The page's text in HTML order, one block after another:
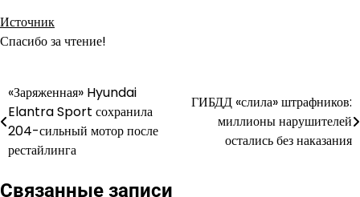
Источник
Спасибо за чтение!
Навигация
по
записям
«Заряженная» Hyundai
Elantra Sport сохранила
204-сильный мотор после
рестайлинга
ГИБДД «слила» штрафников:
миллионы нарушителей
остались без наказания
Связанные записи